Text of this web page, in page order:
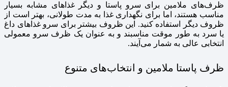
ظرف‌های ملامین برای سرو پاستا و دیگر غذاهای مشابه بسیار
مناسب هستند، اما برای نگهداری غذا به مدت طولانی، بهتر است از
ظروف دیگر استفاده کنید. این ظروف بیشتر برای سرو غذاهای داغ
یا سرد به طور موقت مناسبند و به عنوان یک ظرف سرو معمولی
انتخابی عالی به شمار می‌آیند.
ظرف پاستا ملامین و انتخاب‌های متنوع